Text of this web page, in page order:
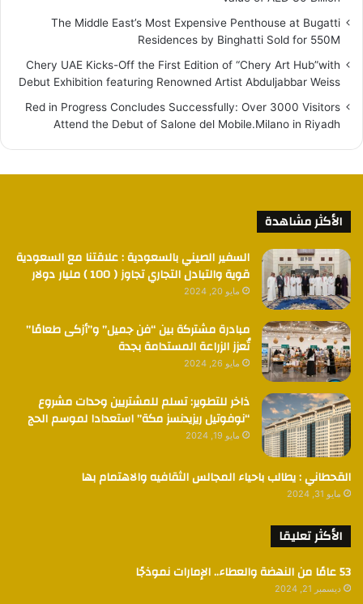
The Middle East’s Most Expensive Penthouse at Bugatti
Residences by Binghatti Sold for 550M
Chery UAE Kicks-Off the First Edition of “Chery Art Hub”with
Debut Exhibition featuring Renowned Artist Abduljabbar Weiss
Red in Progress Concludes Successfully: Over 3000 Visitors
Attend the Debut of Salone del Mobile.Milano in Riyadh
الأكثر مشاهدة
السفير الصيني بالسعودية : علاقتنا مع السعودية
قوية والتبادل التجاري تجاوز ( 100 ) مليار دولار
مايو 20, 2024
مبادرة مشتركة بين “فن جميل” و”أزكى طعامًا”
تُعزز الزراعة المستدامة بجدة
مايو 26, 2024
ذاخر للتطوير: تسلم للمشتريين وحدات مشروع
“نوفوتيل ريزيدنسز مكة” استعدادا لموسم الحج
مايو 19, 2024
القحطاني : يطالب باحياء المجالس الثقافيه والاهتمام بها
مايو 31, 2024
الأكثر تعليقا
53 عامًا من النهضة والعطاء.. الإمارات نموذجًا
ديسمبر 21, 2024